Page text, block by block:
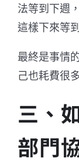
法等到下週
這樣下來等
最終是事情
己也耗費很
三、
部門